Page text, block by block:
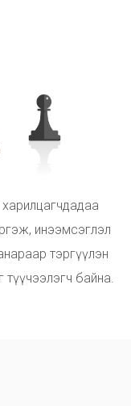
харилцагчдадаа
ргэж, инээмсэглэл
нараар тэргүүлэн
г түүчээлэгч байна